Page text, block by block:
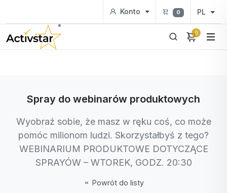
Konto 0 PL
0
Spray do webinarów produktowych
Wyobraź sobie, że masz w ręku coś, co może
pomóc milionom ludzi. Skorzystałbyś z tego?
WEBINARIUM PRODUKTOWE DOTYCZĄCE
SPRAYÓW – WTOREK, GODZ. 20:30
Powrót do listy